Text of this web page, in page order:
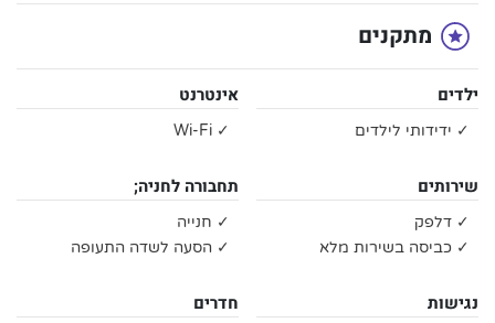
מתקנים
ילדים
✓ ידידותי לילדים
אינטרנט
✓ Wi-Fi
שירותים
✓ דלפק
✓ כביסה בשירות מלא
תחבורה לחניה;
✓ חנייה
✓ הסעה לשדה התעופה
נגישות חדרים